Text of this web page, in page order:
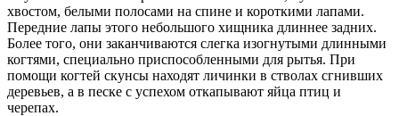
хвостом, белыми полосами на спине и короткими лапами.
Передние лапы этого небольшого хищника длиннее задних.
Более того, они заканчиваются слегка изогнутыми длинными
когтями, специально приспособленными для рытья. При
помощи когтей скунсы находят личинки в стволах сгнивших
деревьев, а в песке с успехом откапывают яйца птиц и
черепах.